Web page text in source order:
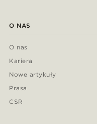
O NAS
O nas
Kariera
Nowe artykuły
Prasa
CSR